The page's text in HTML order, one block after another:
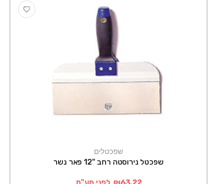
שפכטלים
שפכטל נירוסטה רחב "12 פאר נשר